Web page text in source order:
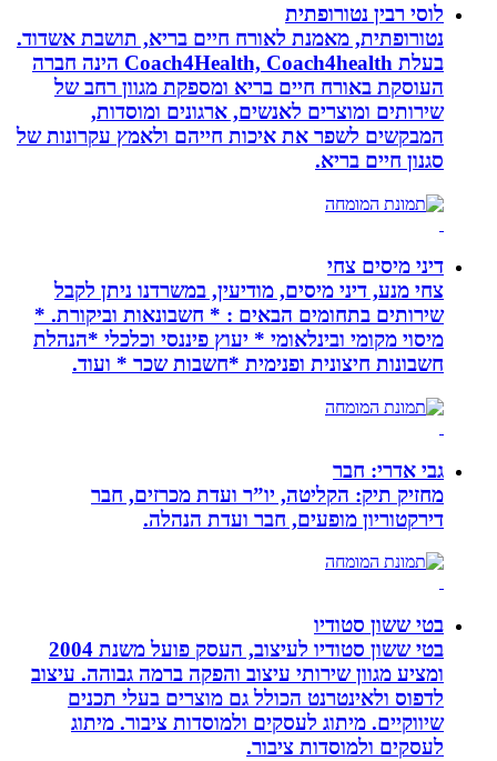
לוסי רבין נטורופתית
נטורופתית, מאמנת לאורח חיים בריא, תושבת אשדוד.
בעלת Coach4Health, Coach4health הינה חברה
העוסקת באורח חיים בריא ומספקת מגוון רחב של
שירותים ומוצרים לאנשים, ארגונים ומוסדות,
המבקשים לשפר את איכות חייהם ולאמץ עקרונות של
סגנון חיים בריא.
דיני מיסים צחי
צחי מנע, דיני מיסים, מודיעין, במשרדנו ניתן לקבל
שירותים בתחומים הבאים : * חשבונאות וביקורת. *
מיסוי מקומי ובינלאומי * יעוץ פיננסי וכלכלי *הנהלת
חשבונות חיצונית ופנימית *חשבות שכר * ועוד.
גבי אדרי: חבר
מחזיק תיק: הקליטה, יו”ר ועדת מכרזים, חבר
דירקטוריון מופעים, חבר ועדת הנהלה.
בטי ששון סטודיו
בטי ששון סטודיו לעיצוב, העסק פועל משנת 2004
ומציע מגוון שירותי עיצוב והפקה ברמה גבוהה. עיצוב
לדפוס ולאינטרנט הכולל גם מוצרים בעלי תכנים
שיווקיים. מיתוג לעסקים ולמוסדות ציבור. מיתוג
לעסקים ולמוסדות ציבור.